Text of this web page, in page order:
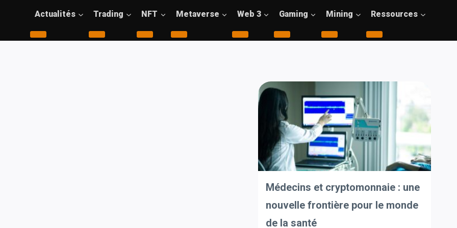
Actualités Trading NFT Metaverse Web 3 Gaming Mining Ressources
Médecins et cryptomonnaie : une
nouvelle frontière pour le monde
de la santé